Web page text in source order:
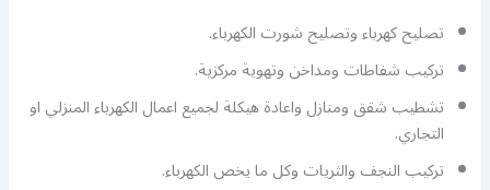
تصليح كهرباء وتصليح شورت الكهرباء.
تركيب شفاطات ومداخن وتهوية مركزية.
تشطيب شقق ومنازل واعادة هيكلة لجميع اعمال الكهرباء المنزلي او
التجاري.
تركيب النجف والثريات وكل ما يخص الكهرباء.